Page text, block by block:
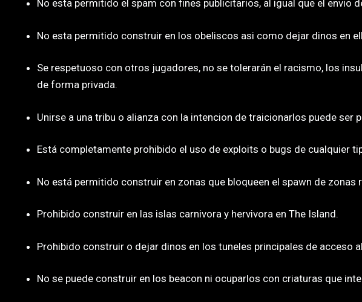
No esta permitido el spam con fines publicitarios, al igual que el
No esta permitido construir en los obeliscos asi como dejar dinos en
Se respetuoso con otros jugadores, no se tolerarán el racismo, los
de forma privada.
Unirse a una tribu o alianza con la intencion de traicionarlos puede ser
Está completamente prohibido el uso de exploits o bugs de cualquier
No está permitido construir en zonas que bloqueen el spawn de zonas
Prohibido construir en las islas carnivora y hervivora en The Island.
Prohibido construir o dejar dinos en los tuneles principales de acceso
No se puede construir en los beacon ni ocuparlos con criaturas que